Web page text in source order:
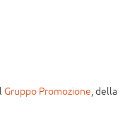
Gruppo Promozione, della